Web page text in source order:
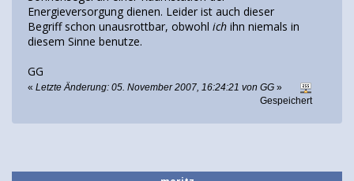
Energieversorgung dienen. Leider ist auch dieser
Begriff schon unausrottbar, obwohl ich ihn niemals in
diesem Sinne benutze.
GG
« Letzte Änderung: 05. November 2007, 16:24:21 von GG »
Gespeichert